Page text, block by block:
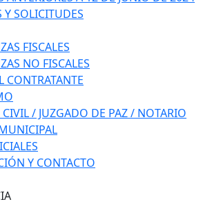
Y SOLICITUDES
FISCALES
NO FISCALES
CONTRATANTE
CIVIL / JUZGADO DE PAZ / NOTARIO
Y CONTACTO